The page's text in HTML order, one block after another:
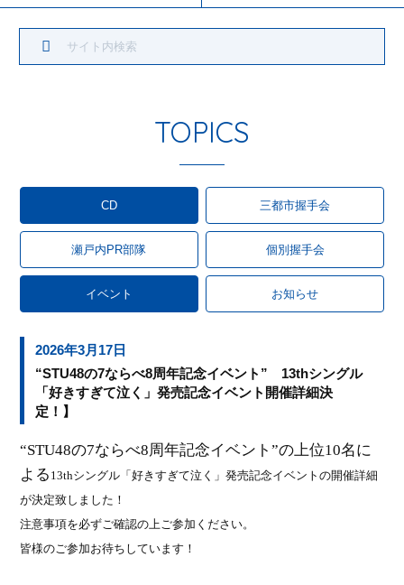
TOPICS
CD 三都市握手会
瀬戸内PR部隊 個別握手会
イベント お知らせ
2026年3月17日
“STU48の7ならべ8周年記念イベント” 13thシングル
「好きすぎて泣く」発売記念イベント開催詳細決
定！】
“STU48の7ならべ8周年記念イベント”の上位10名に
よる 13thシングル「好きすぎて泣く」発売記念イベントの開催詳細
が決定致しました！
注意事項を必ずご確認の上ご参加ください。
皆様のご参加お待ちしています！